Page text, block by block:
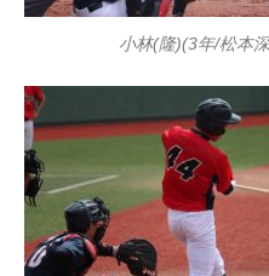
小林(隆)(3年/松本